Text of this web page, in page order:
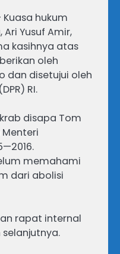
Kuasa hukum
Yusuf Amir,
kasihnya atas
oleh
dan disetujui oleh
RI.
disapa Tom
memahami
dari abolisi
rapat internal